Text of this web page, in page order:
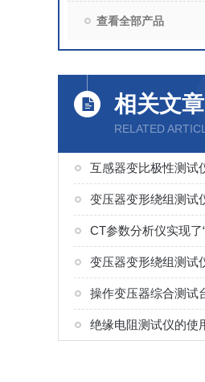
查看全部产品
相关文章
RELATED
绝缘电阻测试仪的使